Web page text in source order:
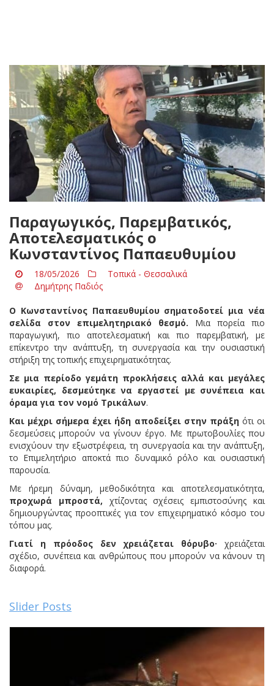
Παραγωγικός, Παρεμβατικός,
Αποτελεσματικός ο
Κωνσταντίνος Παπαευθυμίου
18/05/2026
Τοπικά - Θεσσαλικά
Δημήτρης Παδιός
Ο Κωνσταντίνος Παπαευθυμίου σηματοδοτεί μια νέα
σελίδα στον επιμελητηριακό θεσμό. Μια πορεία πιο
παραγωγική, πιο αποτελεσματική και πιο παρεμβατική, με
επίκεντρο την ανάπτυξη, τη συνεργασία και την ουσιαστική
στήριξη της τοπικής επιχειρηματικότητας.
Σε μια περίοδο γεμάτη προκλήσεις αλλά και μεγάλες
ευκαιρίες, δεσμεύτηκε να εργαστεί με συνέπεια και
όραμα για τον νομό Τρικάλων.
Και μέχρι σήμερα έχει ήδη αποδείξει στην πράξηότι οι
δεσμεύσεις μπορούν να γίνουν έργο. Με πρωτοβουλίες που
ενισχύουν την εξωστρέφεια, τη συνεργασία και την ανάπτυξη,
το Επιμελητήριο αποκτά πιο δυναμικό ρόλο και ουσιαστική
παρουσία.
Με ήρεμη δύναμη, μεθοδικότητα και αποτελεσματικότητα,
προχωρά μπροστά, χτίζοντας σχέσεις εμπιστοσύνης και
δημιουργώντας προοπτικές για τον επιχειρηματικό κόσμο του
τόπου μας.
Γιατί η πρόοδος δεν χρειάζεται θόρυβο· χρειάζεται
σχέδιο, συνέπεια και ανθρώπους που μπορούν να κάνουν τη
διαφορά.
Slider Posts